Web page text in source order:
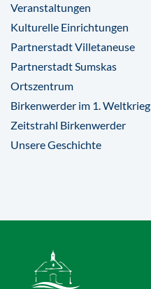
Veranstaltungen
Kulturelle Einrichtungen
Partnerstadt Villetaneuse
Partnerstadt Sumskas
Ortszentrum
Birkenwerder im 1. Weltkrieg
Zeitstrahl Birkenwerder
Unsere Geschichte